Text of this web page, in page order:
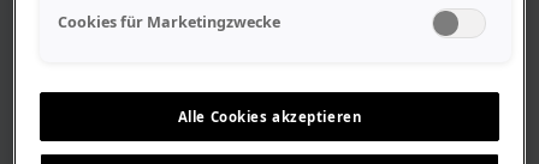
Geschäftszeiten
Stellenangebote
Geschichte
Cookies für Marketingzwecke
Alle Cookies akzeptieren